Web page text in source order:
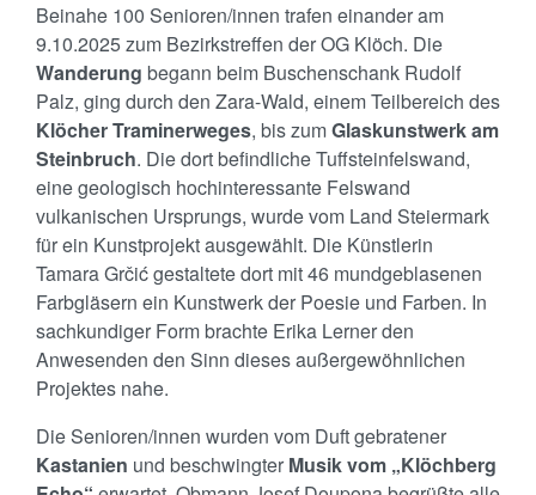
Beinahe 100 Senioren/innen trafen einander am
9.10.2025 zum Bezirkstreffen der OG Klöch. Die
Wanderung begann beim Buschenschank Rudolf
Palz, ging durch den Zara-Wald, einem Teilbereich des
Klöcher Traminerweges, bis zumGlaskunstwerk am
Steinbruch. Die dort befindliche Tuffsteinfelswand,
eine geologisch hochinteressante Felswand
vulkanischen Ursprungs, wurde vom Land Steiermark
für ein Kunstprojekt ausgewählt. Die Künstlerin
Tamara Grčić gestaltete dort mit 46 mundgeblasenen
Farbgläsern ein Kunstwerk der Poesie und Farben. In
sachkundiger Form brachte Erika Lerner den
Anwesenden den Sinn dieses außergewöhnlichen
Projektes nahe.
Die Senioren/innen wurden vom Duft gebratener
Kastanien und beschwingter Musik vom „Klöchberg